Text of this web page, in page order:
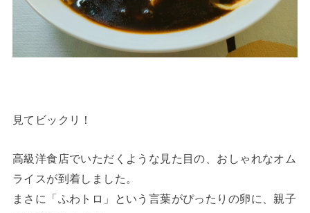
見てビックリ！
高級洋食店でいただくような見た目の、おしゃれなオム
ライスが到着しました。
まさに「ふわトロ」という言葉がぴったりの卵に、親子